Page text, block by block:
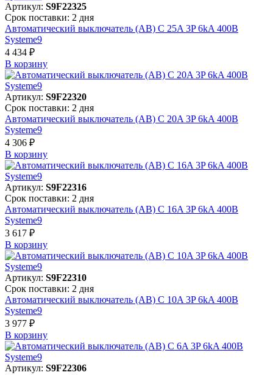
Артикул: S9F22325
Срок поставки: 2 дня
Автоматический выключатель (АВ) C 25A 3P 6kA 400В
Systeme9
4 434 ₽
В корзинy
Артикул: S9F22320
Срок поставки: 2 дня
Автоматический выключатель (АВ) C 20A 3P 6kA 400В
Systeme9
4 306 ₽
В корзинy
Артикул: S9F22316
Срок поставки: 2 дня
Автоматический выключатель (АВ) C 16A 3P 6kA 400В
Systeme9
3 617 ₽
В корзинy
Артикул: S9F22310
Срок поставки: 2 дня
Автоматический выключатель (АВ) C 10A 3P 6kA 400В
Systeme9
3 977 ₽
В корзинy
Артикул: S9F22306